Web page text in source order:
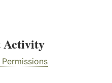
Activity